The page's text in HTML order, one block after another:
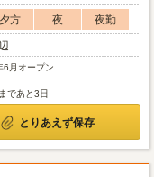
夕方 夜
夜勤
月オープン
であと3日
とりあえず保存